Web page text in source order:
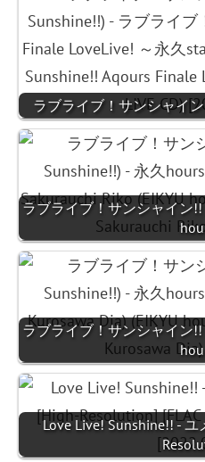
ラブライブ！サンシャイ
ラブライブ！サンシャイン!!
ラブライブ！サンシャイン!!
Love Live! Sunshine!! -